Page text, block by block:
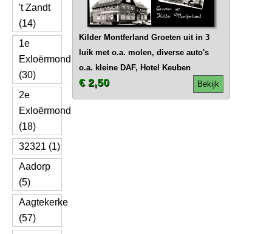
't Zandt
(14)
1e
Exloërmond
(30)
2e
Exloërmond
(18)
32321 (1)
Aadorp
(5)
Aagtekerke
(57)
Kilder Montferland Groeten uit in 3
luik met o.a. molen, diverse auto's
o.a. kleine DAF, Hotel Keuben
Bekijk
€ 2,50